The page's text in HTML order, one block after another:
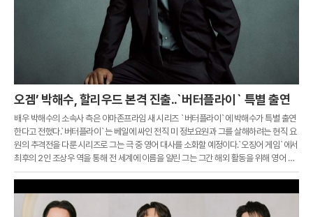
오겜’ 박해수, 할리우드 본격 진출..`버터플라이` 특별 출연
배우 박해수의 소속사 측은 아마존프라임 새 시리즈 `버터플라이`에 박해수가 특별 출연
한다고 전했다.`버터플라이`는 베일에 싸인 전직 미 정보요원과 그를 살해하려는 현직 요
원의 추격전을 다룬 시리즈로 그는 극 중 영어 대사를 소화할 예정이다.`오징어 게임`에서
최후의 2인 조상우 역을 통해 전 세계에 이름을 알린 그는 그간 해외 활동을 위해 영어 공
부에 전념한 것으로 전해졌다.제74회 에미상에서 남우조연상 후보에 올랐던 그는 이후